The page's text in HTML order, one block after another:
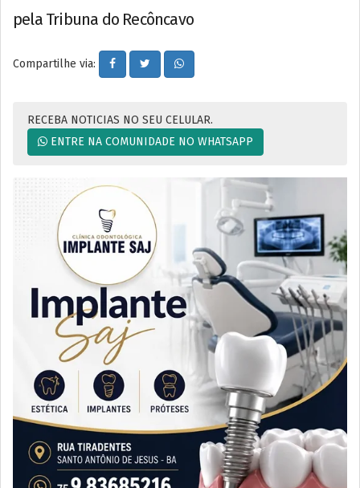
pela Tribuna do Recôncavo
Compartilhe via:
RECEBA NOTICIAS NO SEU CELULAR.
ENTRE NA COMUNIDADE NO WHATSAPP